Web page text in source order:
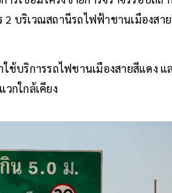
บริเวณสถานีรถไฟฟ้าชานเมืองสา
ช้บริการรถไฟชานเมืองสายสีแดง แ
กใกล้เคียง